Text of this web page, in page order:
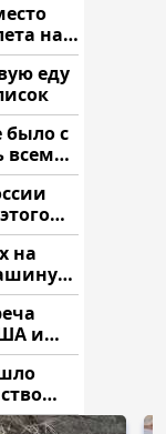
на
еду
было с
всем
на
и